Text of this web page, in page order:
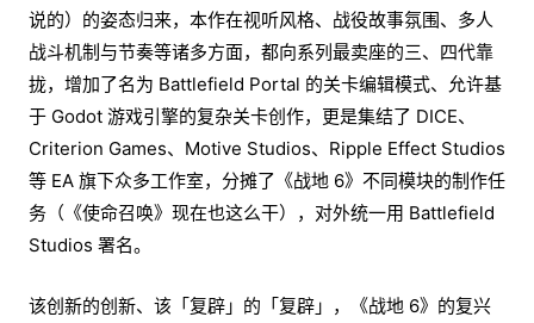
说的）的姿态归来，本作在视听风格、战役故事氛围、多人
战斗机制与节奏等诸多方面，都向系列最卖座的三、四代靠
拢，增加了名为 Battlefield Portal 的关卡编辑模式、允许基
于 Godot 游戏引擎的复杂关卡创作，更是集结了 DICE、
Criterion Games、Motive Studios、Ripple Effect Studios
等 EA 旗下众多工作室，分摊了《战地 6》不同模块的制作任
务（《使命召唤》现在也这么干），对外统一用 Battlefield
Studios 署名。
该创新的创新、该「复辟」的「复辟」，《战地 6》的复兴